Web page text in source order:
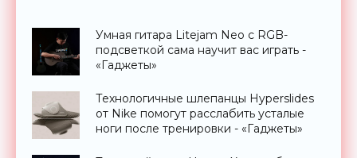
Умная гитара Litejam Neo с RGB-
подсветкой сама научит вас играть -
«Гаджеты»
Технологичные шлепанцы Hyperslides
от Nike помогут расслабить усталые
ноги после тренировки - «Гаджеты»